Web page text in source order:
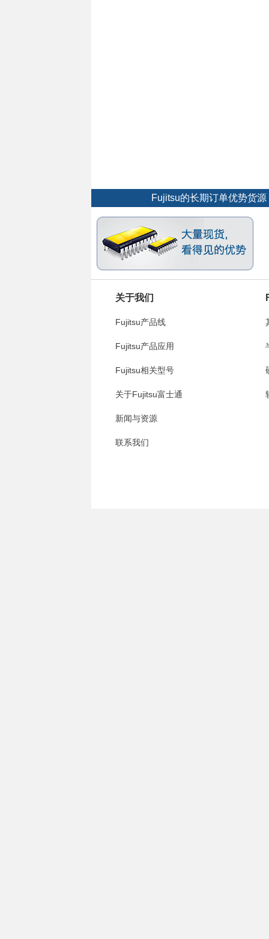
Fujitsu的长期订单优势货
关于我们
Fujitsu产品线
Fujitsu产品应用
Fujitsu相关型号
关于Fujitsu富士通
新闻与资源
联系我们